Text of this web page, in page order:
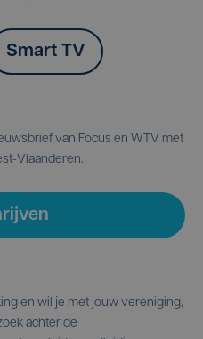
Smart TV
van Focus en WTV met
Vlaanderen.
en wil je met jouw vereniging,
achter de